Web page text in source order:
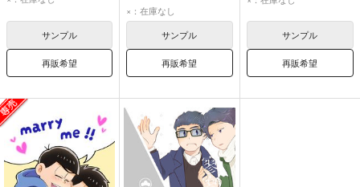
サンプル
再販希望
松野カラ松
×：在庫なし
サンプル
再販希望
サンプル
再販希望